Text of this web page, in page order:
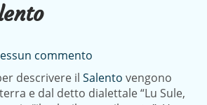
commento
descrivere ilSalento vengono
e dal detto dialettale “Lu Sule,